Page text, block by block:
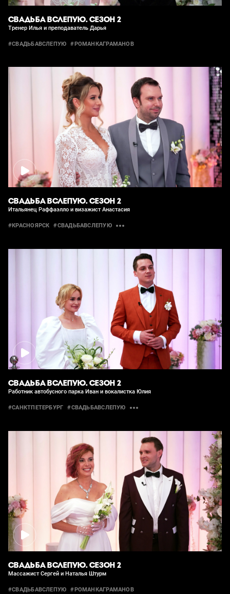
СВАДЬБА ВСЛЕПУЮ. СЕЗОН 2
Тренер Илья и преподаватель Дарья
#СВАДЬБАВСЛЕПУЮ #РОМАНКАГРАМАНОВ
СВАДЬБА ВСЛЕПУЮ. СЕЗОН 2
Итальянец Раффаэлло и визажист Анастасия
#КРАСНОЯРСК #СВАДЬБАВСЛЕПУЮ
СВАДЬБА ВСЛЕПУЮ. СЕЗОН 2
Работник автобусного парка Иван и вокалистка Юлия
#САНКТПЕТЕРБУРГ #СВАДЬБАВСЛЕПУЮ
СВАДЬБА ВСЛЕПУЮ. СЕЗОН 2
Массажист Сергей и Наталья Штурм
#СВАДЬБАВСЛЕПУЮ #РОМАНКАГРАМАНОВ